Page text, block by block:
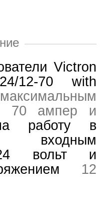
Victron
12-70 with
70 ампер и
работу в
входным
вольт и
12